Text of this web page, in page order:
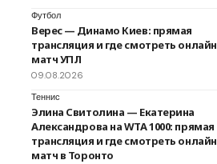
Футбол
Верес — Динамо Киев: прямая
трансляция и где смотреть онлайн
матч УПЛ
09.08.2026
Теннис
Элина Свитолина — Екатерина
Александрова на WTA 1000: прямая
трансляция и где смотреть онлайн
матч в Торонто